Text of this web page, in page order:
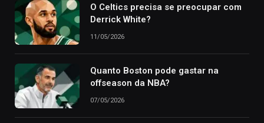
O Celtics precisa se preocupar com
Derrick White?
11/05/2026
Quanto Boston pode gastar na
offseason da NBA?
07/05/2026